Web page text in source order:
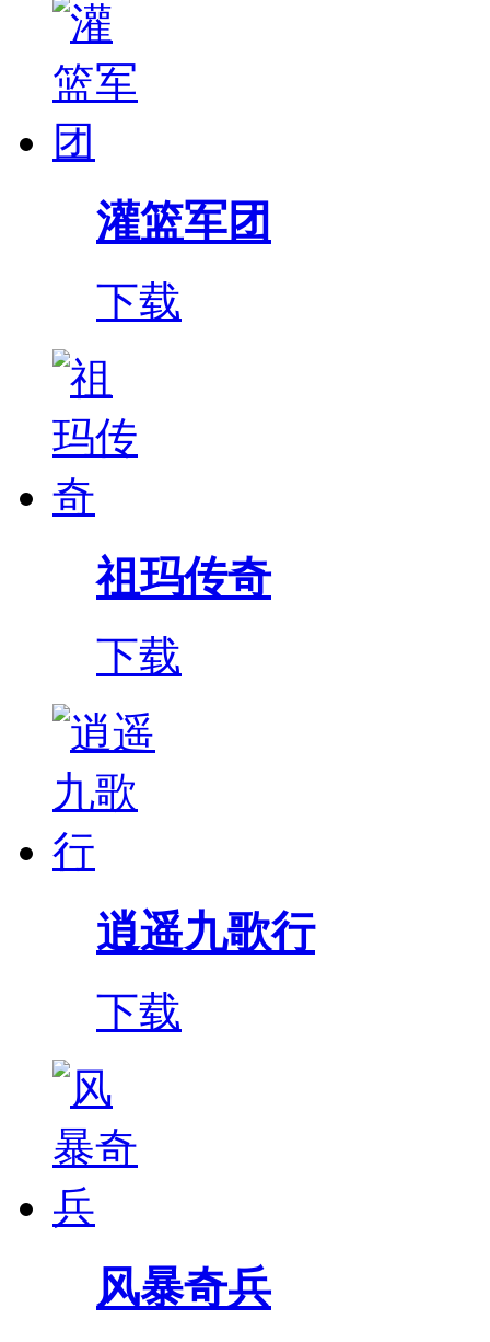
灌篮军团
下载
祖玛传奇
下载
逍遥九歌行
下载
风暴奇兵